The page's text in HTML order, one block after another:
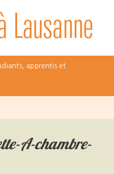
apprentis et
A-chambre-